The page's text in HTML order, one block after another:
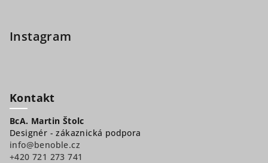
Instagram
Kontakt
BcA. Martin Štolc
Designér - zákaznická podpora
info@benoble.cz
+420 721 273 741